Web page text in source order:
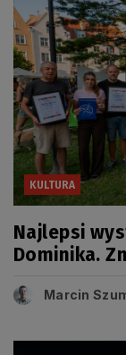
KULTURA
Najlepsi
Dominika.
Marcin